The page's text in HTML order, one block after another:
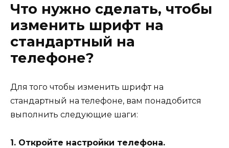
Что нужно сделать, чтобы
изменить шрифт на
стандартный на
телефоне?
Для того чтобы изменить шрифт на
стандартный на телефоне, вам понадобится
выполнить следующие шаги:
1. Откройте настройки телефона.